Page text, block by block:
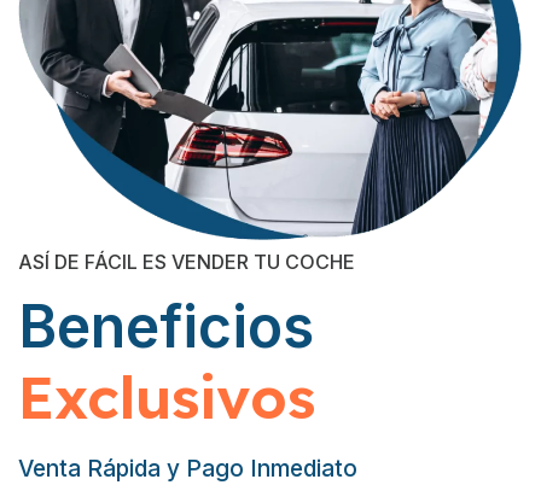
ASÍ DE FÁCIL ES VENDER TU COCHE
Beneficios
Exclusivos
Venta Rápida y Pago Inmediato